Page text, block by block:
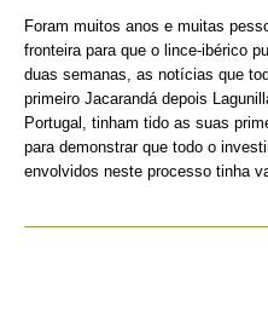
Foram muitos anos e muitas
fronteira para que o lince-ibérico
duas semanas, as notícias que
primeiro Jacarandá depois
Portugal, tinham tido as suas
para demonstrar que todo o
envolvidos neste processo tinha